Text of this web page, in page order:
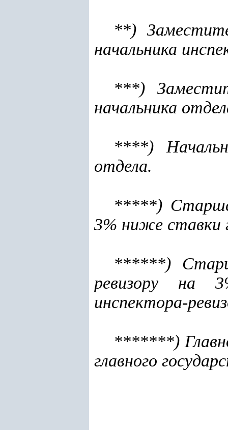
**)
начальника
***)
начальника
****)
отдела.
*****)
3% ниже ставки
******)
ревизору на
инспектора-
*******)
главного